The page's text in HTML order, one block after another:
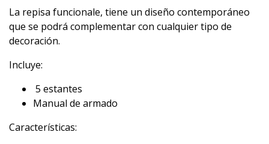
La repisa funcionale, tiene un diseño contemporáneo
que se podrá complementar con cualquier tipo de
decoración.
Incluye:
5 estantes
Manual de armado
Características: